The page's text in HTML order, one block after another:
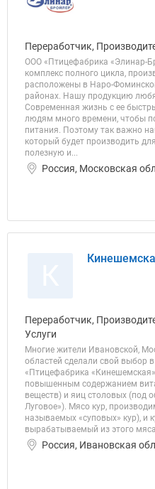
Переработчик,
ООО «Птицефабрика «Элинар-
комплекс полного цикла,
расположены в Наро-
районах. Нашу продукцию
Современная жизнь с ее
людям много времени, чтобы
питания. Поэтому так важно
который будет производить
полезную и...
Россия, Московская
Переработчик,
Услуги
Многие жители Ивановской,
областей сделали свой выбор
«Птицефабрика
повышенным содержанием
веществ) и яиц столовых (под
Луговое»). Мясо кур,
называемых «суповых» кур), и
вырабатываемый из этого
Россия, Ивановская